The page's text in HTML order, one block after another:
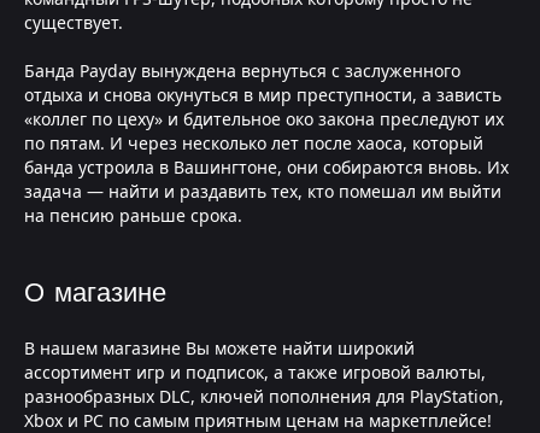
существует.
Банда Payday вынуждена вернуться с заслуженного
отдыха и снова окунуться в мир преступности, а зависть
«коллег по цеху» и бдительное око закона преследуют их
по пятам. И через несколько лет после хаоса, который
банда устроила в Вашингтоне, они собираются вновь. Их
задача — найти и раздавить тех, кто помешал им выйти
на пенсию раньше срока.
О магазине
В нашем магазине Вы можете найти широкий
ассортимент игр и подписок, а также игровой валюты,
разнообразных DLC, ключей пополнения для PlayStation,
Xbox и PC по самым приятным ценам на маркетплейсе!